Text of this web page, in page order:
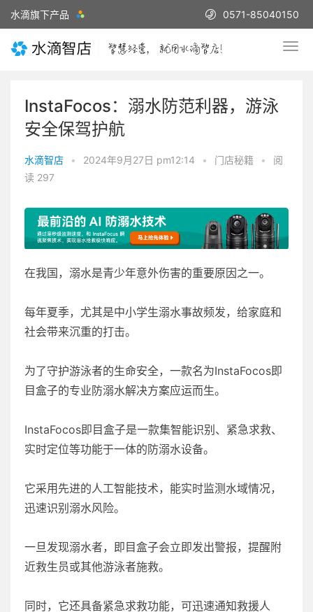
水滴旗下产品 0571-85040150
InstaFocos：溺水防范利器，游泳
安全保驾护航
水滴智店 • 2024年9月27日 pm12:14 • 门店秘籍 •
阅
读 297
在我国，溺水是青少年意外伤害的重要原因之一。
每年夏季，尤其是中小学生溺水事故频发，给家庭和
社会带来沉重的打击。
为了守护游泳者的生命安全，一款名为InstaFocos即
目盒子的专业防溺水解决方案应运而生。
InstaFocos即目盒子是一款集智能识别、紧急求救、
实时定位等功能于一体的防溺水设备。
它采用先进的人工智能技术，能实时监测水域情况，
迅速识别溺水风险。
一旦发现溺水者，即目盒子会立即发出警报，提醒附
近救生员或其他游泳者施救。
同时，它还具备紧急求救功能，可迅速通知救援人